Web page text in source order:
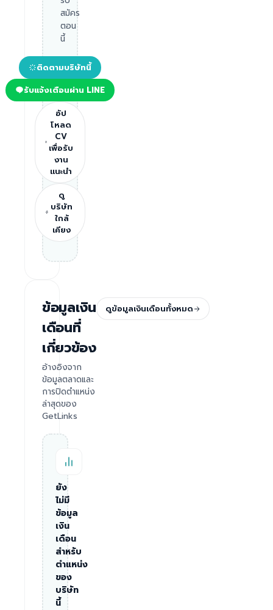
สมัคร
ตอน
นี้
ติดตามบริษัทนี้
รับแจ้งเตือนผ่าน LINE
อัป
โหลด
CV
เพื่อรับ
งาน
แนะนำ
ดู
บริษัท
ใกล้
เคียง
ข้อมูลเงิน
เดือนที่
เกี่ยวข้อง
อ้างอิงจาก
ข้อมูลตลาดและ
การปิดตำแหน่ง
ล่าสุดของ
GetLinks
ดูข้อมูลเงินเดือนทั้งหมด
ยัง
ไม่มี
ข้อมูล
เงิน
เดือน
สำหรับ
ตำแหน่ง
ของ
บริษัท
นี้